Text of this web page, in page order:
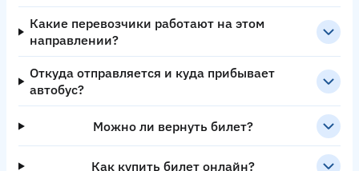
Какие перевозчики работают на этом
направлении?
Откуда отправляется и куда прибывает
автобус?
Можно ли вернуть билет?
Как купить билет онлайн?